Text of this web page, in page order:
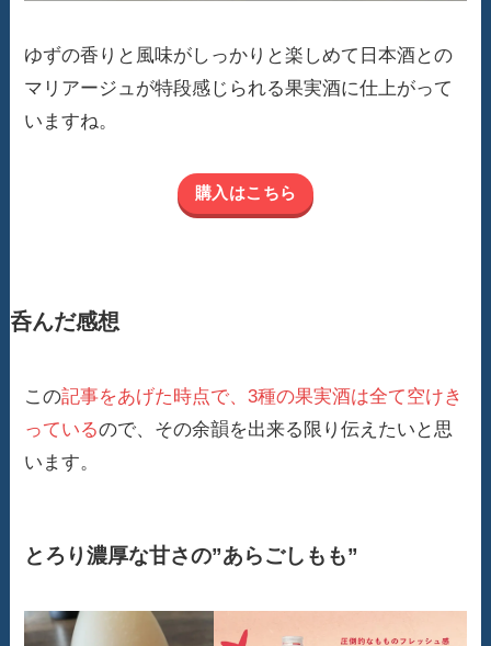
ゆずの香りと風味がしっかりと楽しめて日本酒との
マリアージュが特段感じられる果実酒に仕上がって
いますね。
購入はこちら
呑んだ感想
この記事をあげた時点で、3種の果実酒は全て空けき
っているので、その余韻を出来る限り伝えたいと思
います。
とろり濃厚な甘さの”あらごしもも”